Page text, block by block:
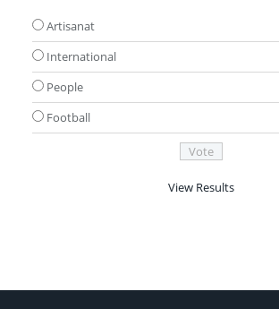
Artisanat
International
People
Football
View Results